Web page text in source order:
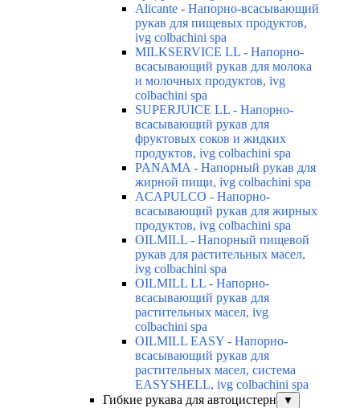
Alicante - Напорно-всасывающий
рукав для пищевых продуктов,
ivg colbachini spa
MILKSERVICE LL - Напорно-
всасывающий рукав для молока
и молочных продуктов, ivg
colbachini spa
SUPERJUICE LL - Напорно-
всасывающий рукав для
фруктовых соков и жидких
продуктов, ivg colbachini spa
PANAMA - Напорный рукав для
жирной пищи, ivg colbachini spa
ACAPULCO - Напорно-
всасывающий рукав для жирных
продуктов, ivg colbachini spa
OILMILL - Напорный пищевой
рукав для растительных масел,
ivg colbachini spa
OILMILL LL - Напорно-
всасывающий рукав для
растительных масел, ivg
colbachini spa
OILMILL EASY - Напорно-
всасывающий рукав для
растительных масел, система
EASYSHELL, ivg colbachini spa
Гибкие рукава для автоцистерн
▼